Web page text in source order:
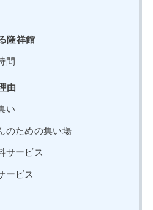
隆祥館
間
由
い
のための集い場
サービス
ービス